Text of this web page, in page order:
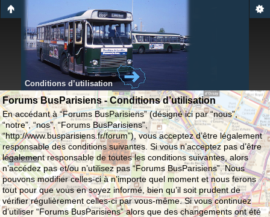
Conditions d’utilisation
Forums BusParisiens - Conditions d’utilisation
En accédant à “Forums BusParisiens” (désigné ici par “nous”,
“notre”, “nos”, “Forums BusParisiens”,
“http://www.busparisiens.fr/forum”), vous acceptez d’être légalement
responsable des conditions suivantes. Si vous n’acceptez pas d’être
légalement responsable de toutes les conditions suivantes, alors
n’accédez pas et/ou n’utilisez pas “Forums BusParisiens”. Nous
pouvons modifier celles-ci à n’importe quel moment et nous ferons
tout pour que vous en soyez informé, bien qu’il soit prudent de
vérifier régulièrement celles-ci par vous-même. Si vous continuez
d’utiliser “Forums BusParisiens” alors que des changements ont été